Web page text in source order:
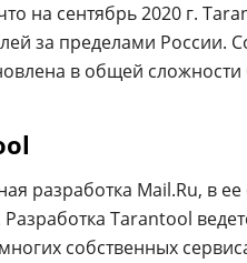
на сентябрь 2020 г.
за пределами России.
в общей сложности
разработка Mail.Ru, в
Tarantool
собственных